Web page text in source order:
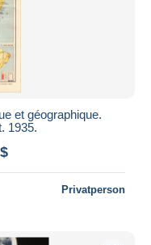
et géographique.
1935.
Privatperson